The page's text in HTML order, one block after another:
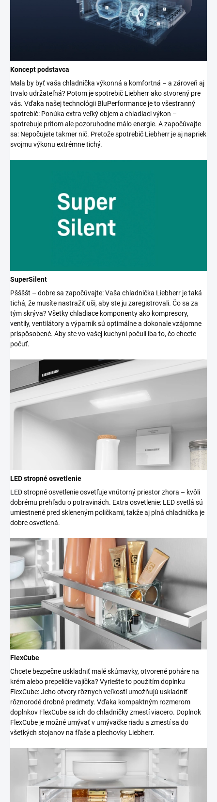
Koncept podstavca
Mala by byť vaša chladnička výkonná a komfortná – a zároveň aj
trvalo udržateľná? Potom je spotrebič Liebherr ako stvorený pre
vás. Vďaka našej technológii BluPerformance je to všestranný
spotrebič: Ponúka extra veľký objem a chladiaci výkon –
spotrebuje pritom ale pozoruhodne málo energie. A započúvajte
sa: Nepočujete takmer nič. Pretože spotrebič Liebherr je aj napriek
svojmu výkonu extrémne tichý.
SuperSilent
Pššššt – dobre sa započúvajte: Vaša chladnička Liebherr je taká
tichá, že musíte nastražiť uši, aby ste ju zaregistrovali. Čo sa za
tým skrýva? Všetky chladiace komponenty ako kompresory,
ventily, ventilátory a výparník sú optimálne a dokonale vzájomne
prispôsobené. Aby ste vo vašej kuchyni počuli iba to, čo chcete
počuť.
LED stropné osvetlenie
LED stropné osvetlenie osvetľuje vnútorný priestor zhora – kvôli
dobrému prehľadu o potravinách. Extra osvetlenie: LED svetlá sú
umiestnené pred skleneným poličkami, takže aj plná chladnička je
dobre osvetlená.
FlexCube
Chcete bezpečne uskladniť malé skúmavky, otvorené poháre na
krém alebo prepeličie vajíčka? Vyriešte to použitím doplnku
FlexCube: Jeho otvory rôznych veľkostí umožňujú uskladniť
rôznorodé drobné predmety. Vďaka kompaktným rozmerom
doplnkov FlexCube sa ich do chladničky zmestí viacero. Doplnok
FlexCube je možné umývať v umývačke riadu a zmestí sa do
všetkých stojanov na fľaše a plechovky Liebherr.